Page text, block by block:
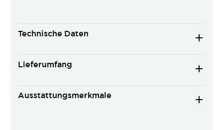
Technische Daten
Lieferumfang
Ausstattungsmerkmale